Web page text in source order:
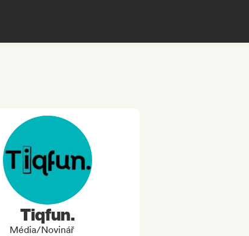
Tiqfun.
Média/novinář